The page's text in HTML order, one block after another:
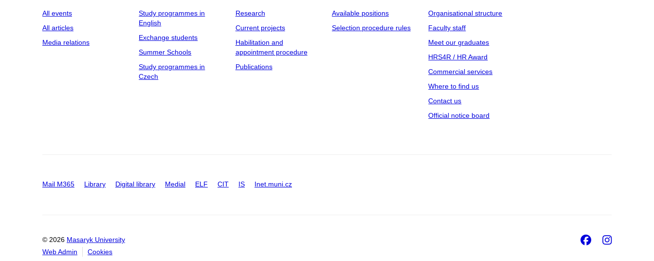
All events
All articles
Media relations
Study programmes in
English
Exchange students
Summer Schools
Study programmes in
Czech
Research
Current projects
Habilitation and
appointment procedure
Publications
Available positions
Selection procedure rules
Organisational structure
Faculty staff
Meet our graduates
HRS4R / HR Award
Commercial services
Where to find us
Contact us
Official notice board
Mail M365 Library Digital library Medial ELF CIT IS Inet.muni.cz
© 2026 Masaryk University
Web Admin
Cookies
Facebook